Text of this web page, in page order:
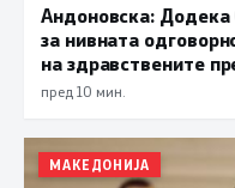
Андоновска:
за нивната
на здравствените
пред 10 мин.
МАКЕДОНИЈА